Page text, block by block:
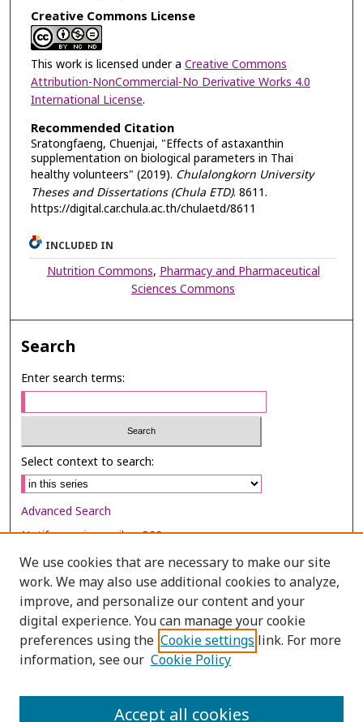
Creative Commons License
This work is licensed under a Creative Commons
Attribution-NonCommercial-No Derivative Works 4.0
International License.
Recommended Citation
Sratongfaeng, Chuenjai, "Effects of astaxanthin
supplementation on biological parameters in Thai
healthy volunteers" (2019). Chulalongkorn University
Theses and Dissertations (Chula ETD). 8611.
https://digital.car.chula.ac.th/chulaetd/8611
INCLUDED IN
Nutrition Commons, Pharmacy and Pharmaceutical
Sciences Commons
Search
Enter search terms:
Select context to search:
Advanced Search
Notify me via email orRSS
Browse
Collections
Disciplines
Authors
We use cookies that are necessary to make our site
work. We may also use additional cookies to analyze,
improve, and personalize our content and your
digital experience. You can manage your cookie
preferences using the Cookie settings link. For more
information, see our Cookie Policy
Accept all cookies